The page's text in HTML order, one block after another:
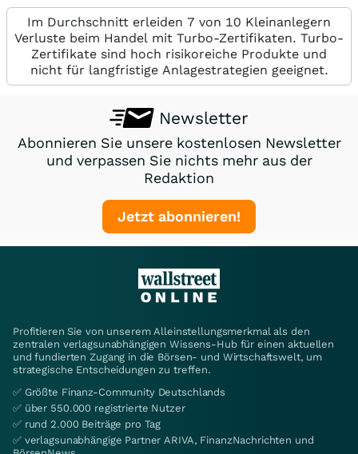
Im Durchschnitt erleiden 7 von 10 Kleinanlegern
Verluste beim Handel mit Turbo-Zertifikaten. Turbo-
Zertifikate sind hoch risikoreiche Produkte und
nicht für langfristige Anlagestrategien geeignet.
Newsletter
Abonnieren Sie unsere kostenlosen Newsletter
und verpassen Sie nichts mehr aus der
Redaktion
Jetzt abonnieren!
Profitieren Sie von unserem Alleinstellungsmerkmal als den
zentralen verlagsunabhängigen Wissens-Hub für einen aktuellen
und fundierten Zugang in die Börsen- und Wirtschaftswelt, um
strategische Entscheidungen zu treffen.
✅ Größte Finanz-Community Deutschlands
✅ über 550.000 registrierte Nutzer
✅ rund 2.000 Beiträge pro Tag
✅ verlagsunabhängige Partner ARIVA, FinanzNachrichten und